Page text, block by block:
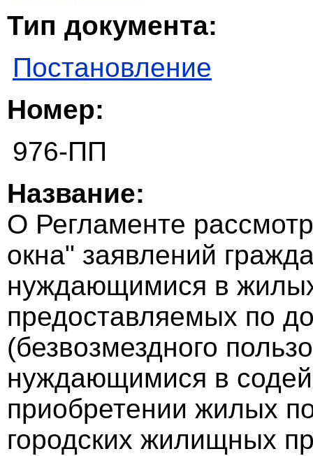
Тип документа:
Постановление
Номер:
976-ПП
Название:
О Регламенте
окна" заявлений
нуждающимися в
предоставляемых по
(безвозмездного
нуждающимися в
приобретении жилых
городских жилищных